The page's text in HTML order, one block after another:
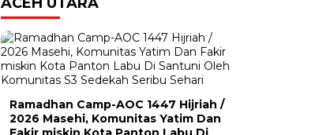
ACEH UTARA
Ramadhan Camp-AOC 1447 Hijriah /
2026 Masehi, Komunitas Yatim Dan